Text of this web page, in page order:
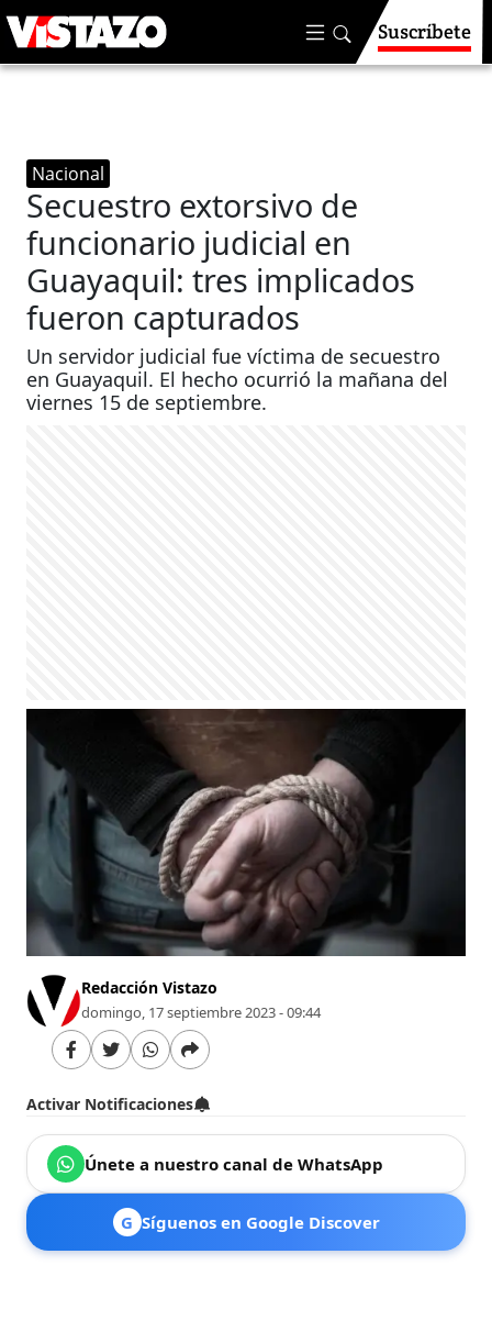
Suscríbete
Nacional
Secuestro extorsivo de
funcionario judicial en
Guayaquil: tres implicados
fueron capturados
Un servidor judicial fue víctima de secuestro
en Guayaquil. El hecho ocurrió la mañana del
viernes 15 de septiembre.
Redacción Vistazo
domingo, 17 septiembre 2023 - 09:44
Activar Notificaciones
Únete a nuestro canal de WhatsApp
G Síguenos en Google Discover